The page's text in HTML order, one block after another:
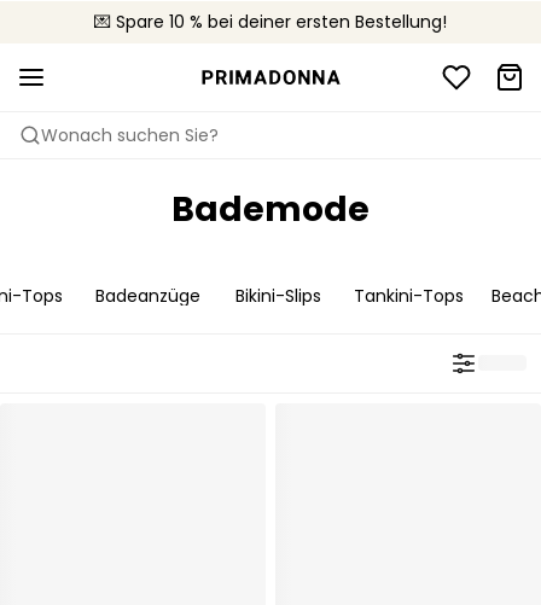
💌 Spare 10 % bei deiner ersten Bestellung!
🚚 Kostenloser Versand bei Bestellungen über CHF 150
📦 Kostenlose Rücksendungen
Wonach suchen Sie?
Bademode
Tops Badeanzüge Bikini-Slips Tankini-Tops